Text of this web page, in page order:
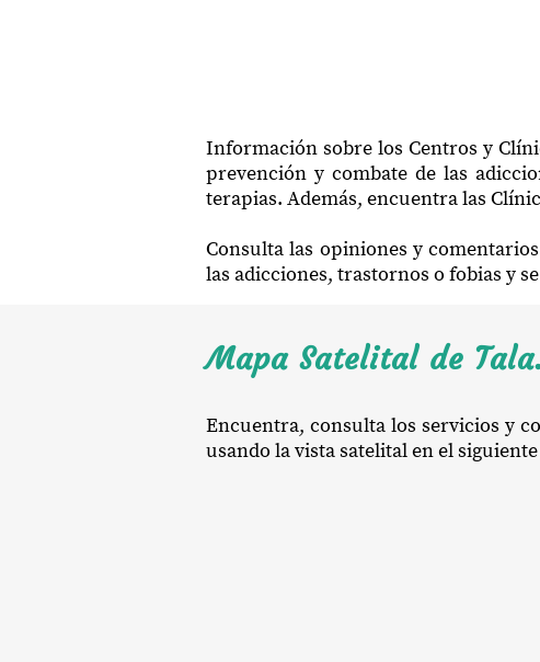
Información sobre los Centros y
prevención y combate de las
terapias. Además, encuentra las
Consulta las opiniones y
las adicciones, trastornos o fobias y
Mapa Satelital de
Encuentra, consulta los servicios y
usando la vista satelital en el